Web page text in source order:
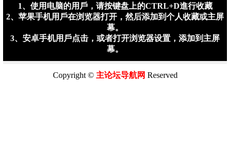
1、使用电脑的用戶，请按键盘上的CTRL+D進行收藏
2、苹果手机用戶在浏览器打开，然后添加到个人收藏或主屏
幕。
3、安卓手机用戶点击，或者打开浏览器设置，添加到主屏
幕。
Copyright © 主论坛导航网 Reserved